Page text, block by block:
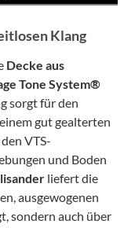
Klang
Decke aus
Tone System®
sorgt für den
gut gealterten
VTS-
und Boden
liefert die
ausgewogenen
sondern auch über